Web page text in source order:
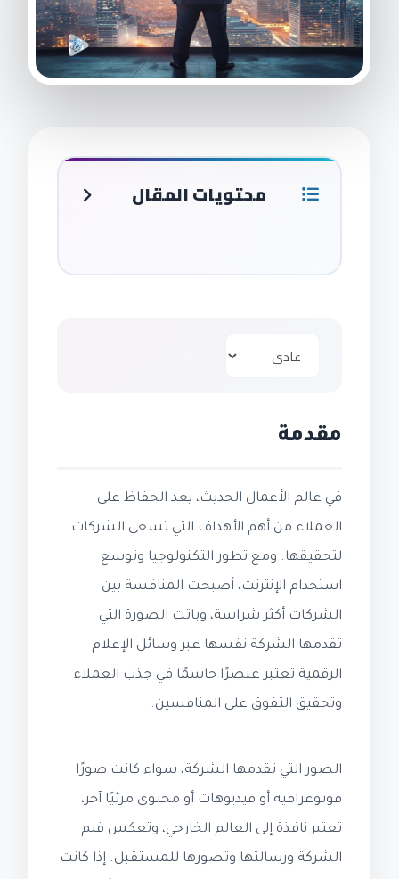
محتويات المقال
مقدمة
في عالم الأعمال الحديث، يعد الحفاظ على
العملاء من أهم الأهداف التي تسعى الشركات
لتحقيقها. ومع تطور التكنولوجيا وتوسع
استخدام الإنترنت، أصبحت المنافسة بين
الشركات أكثر شراسة، وباتت الصورة التي
تقدمها الشركة نفسها عبر وسائل الإعلام
الرقمية تعتبر عنصرًا حاسمًا في جذب العملاء
وتحقيق التفوق على المنافسين.
الصور التي تقدمها الشركة، سواء كانت صورًا
فوتوغرافية أو فيديوهات أو محتوى مرئيًا آخر،
تعتبر نافذة إلى العالم الخارجي، وتعكس قيم
الشركة ورسالتها وتصورها للمستقبل. إذا كانت